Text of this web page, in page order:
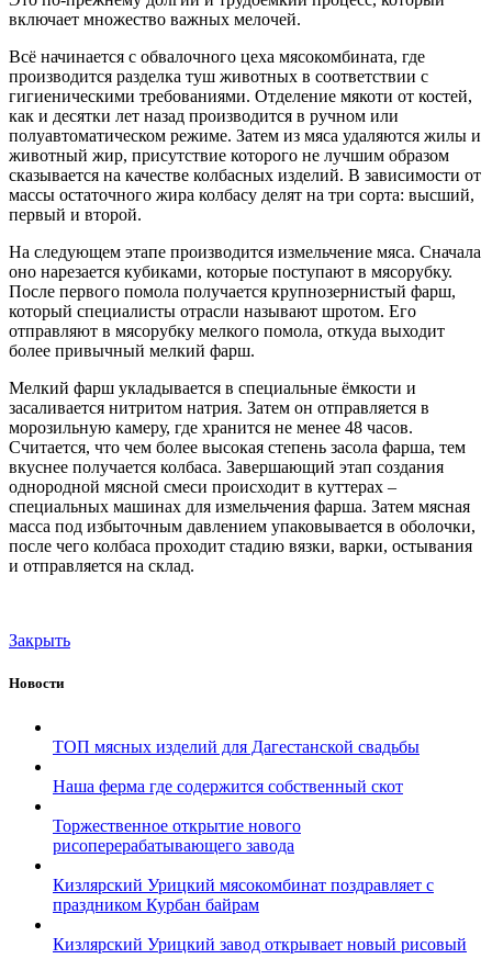
включает множество важных мелочей.
Всё начинается с обвалочного цеха мясокомбината, где
производится разделка туш животных в соответствии с
гигиеническими требованиями. Отделение мякоти от костей,
как и десятки лет назад производится в ручном или
полуавтоматическом режиме. Затем из мяса удаляются жилы и
животный жир, присутствие которого не лучшим образом
сказывается на качестве колбасных изделий. В зависимости от
массы остаточного жира колбасу делят на три сорта: высший,
первый и второй.
На следующем этапе производится измельчение мяса. Сначала
оно нарезается кубиками, которые поступают в мясорубку.
После первого помола получается крупнозернистый фарш,
который специалисты отрасли называют шротом. Его
отправляют в мясорубку мелкого помола, откуда выходит
более привычный мелкий фарш.
Мелкий фарш укладывается в специальные ёмкости и
засаливается нитритом натрия. Затем он отправляется в
морозильную камеру, где хранится не менее 48 часов.
Считается, что чем более высокая степень засола фарша, тем
вкуснее получается колбаса. Завершающий этап создания
однородной мясной смеси происходит в куттерах –
специальных машинах для измельчения фарша. Затем мясная
масса под избыточным давлением упаковывается в оболочки,
после чего колбаса проходит стадию вязки, варки, остывания
и отправляется на склад.
Закрыть
Новости
ТОП мясных изделий для Дагестанской свадьбы
Наша ферма где содержится собственный скот
Торжественное открытие нового
рисоперерабатывающего завода
Кизлярский Урицкий мясокомбинат поздравляет с
праздником Курбан байрам
Кизлярский Урицкий завод открывает новый рисовый